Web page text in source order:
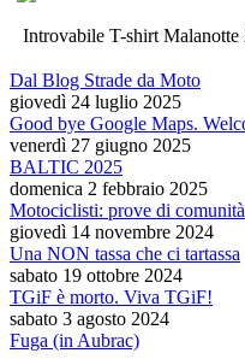
Introvabile T-shirt Malanotte
Dal Blog Strade da Moto
giovedì 24 luglio 2025
Good bye Google Maps.
venerdì 27 giugno 2025
BALTIC 2025
domenica 2 febbraio 2025
Motociclisti: prove di comunità
giovedì 14 novembre 2024
Una NON tassa che ci tartassa
sabato 19 ottobre 2024
TGiF è morto. Viva TGiF!
sabato 3 agosto 2024
Fuga (in Aubrac)